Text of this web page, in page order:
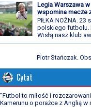
Legia Warszawa
wspomina mecze
PIŁKA NOŻNA. 23
polskiego futbolu.
Wisłą nasz klub
Piotr Stańczak.
Cytat
"Futbol to miłość i
Kamerunu o porażce z Anglią w